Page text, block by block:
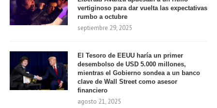
vertiginoso para dar vuelta las expectativas
rumbo a octubre
septiembre 29, 2025
El Tesoro de EEUU haría un primer
desembolso de USD 5.000 millones,
mientras el Gobierno sondea a un banco
clave de Wall Street como asesor
financiero
agosto 21, 2025